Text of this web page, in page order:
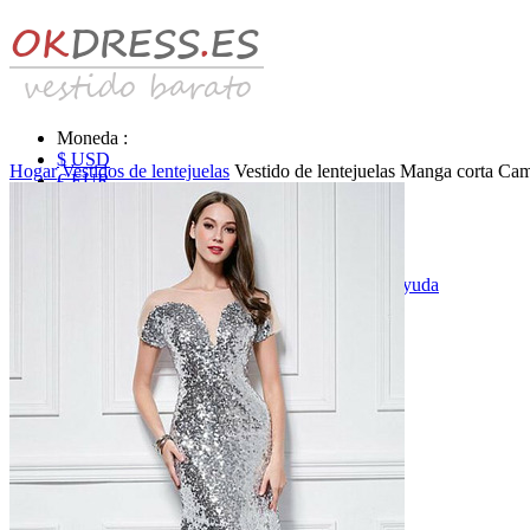
Moneda :
$ USD
€ EUR
Identificarse & Registrarse |Obtener la contraseña Ayuda
Vestidos de novia
Vestido de novia liquidación y venta
Vestidos de novia vendimia
Hogar Vestidos de lentejuelas Vestido de lentejuelas Manga corta